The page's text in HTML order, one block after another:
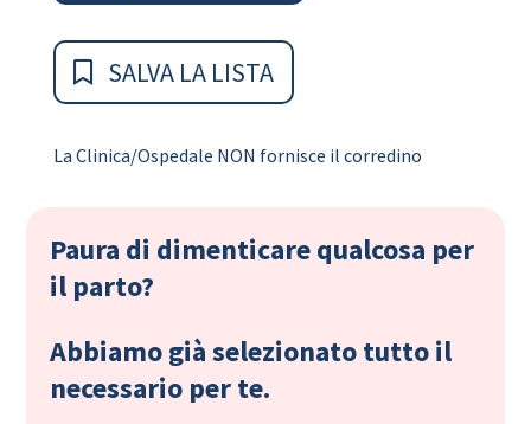
SALVA LA LISTA
La Clinica/Ospedale NON fornisce il corredino
Paura di dimenticare qualcosa per
il parto?
Abbiamo già selezionato tutto il
necessario per te.